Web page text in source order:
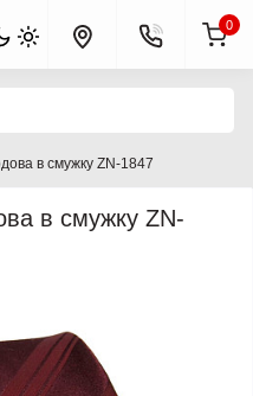
0
в смужку ZN-1847
в смужку ZN-